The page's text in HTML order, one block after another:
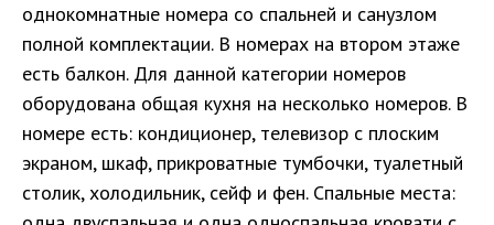
однокомнатные номера со спальней и санузлом
полной комплектации. В номерах на втором этаже
есть балкон. Для данной категории номеров
оборудована общая кухня на несколько номеров. В
номере есть: кондиционер, телевизор с плоским
экраном, шкаф, прикроватные тумбочки, туалетный
столик, холодильник, сейф и фен. Спальные места: